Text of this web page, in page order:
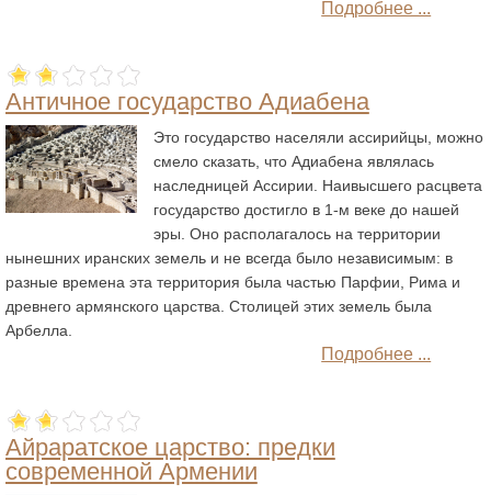
Подробнее ...
Античное государство Адиабена
Это государство населяли ассирийцы, можно
смело сказать, что Адиабена являлась
наследницей Ассирии. Наивысшего расцвета
государство достигло в 1-м веке до нашей
эры. Оно располагалось на территории
нынешних иранских земель и не всегда было независимым: в
разные времена эта территория была частью Парфии, Рима и
древнего армянского царства. Столицей этих земель была
Арбелла.
Подробнее ...
Айраратское царство: предки
современной Армении